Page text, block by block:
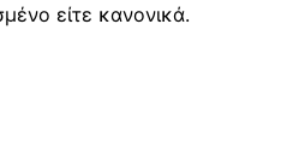
είτε κανονικά.